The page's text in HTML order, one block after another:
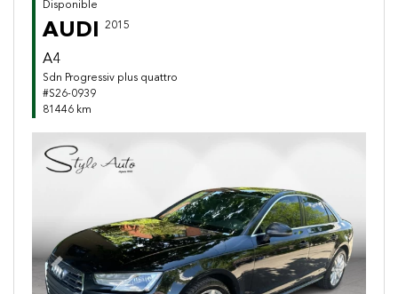
Disponible
AUDI 2015
A4
Sdn Progressiv plus quattro
#S26-0939
81446 km
Previous Next